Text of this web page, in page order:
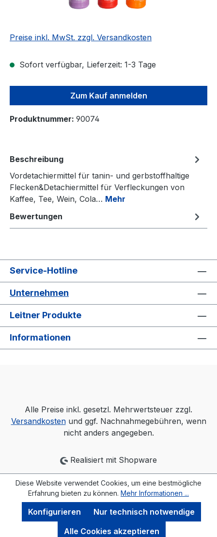
Preise inkl. MwSt. zzgl. Versandkosten
Sofort verfügbar, Lieferzeit: 1-3 Tage
Zum Kauf anmelden
Produktnummer: 90074
Beschreibung
Vordetachiermittel für tanin- und gerbstoffhaltige
Flecken&Detachiermittel für Verfleckungen von
Kaffee, Tee, Wein, Cola… Mehr
Bewertungen
Service-Hotline
Unternehmen
Leitner Produkte
Informationen
Alle Preise inkl. gesetzl. Mehrwertsteuer zzgl.
Versandkostenund ggf. Nachnahmegebühren, wenn
nicht anders angegeben.
Realisiert mit Shopware
Diese Website verwendet Cookies, um eine bestmögliche
Erfahrung bieten zu können. Mehr Informationen ...
Nur technisch notwendige
Konfigurieren
Alle Cookies akzeptieren